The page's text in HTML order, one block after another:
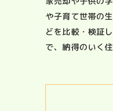
や子育て世帯の
どを比較・検証
で、納得のいく